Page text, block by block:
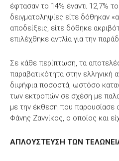
έφτασαν το 14% έναντι 12,7%
δειγματοληψίες είτε δόθηκαν
αποδείξεις, είτε δόθηκε
επιλέχθηκε αντλία για την
Σε κάθε περίπτωση, τα
παραβατικότητα στην ελληνική
διψήφια ποσοστά, ωστόσο
των εκτροπών σε σχέση με
με την έκθεση που παρουσίασε
Φάνης Ζαννίκος, ο οποίος και
ΑΠΛΟΥΣΤΕΥΣΗ ΤΩΝ